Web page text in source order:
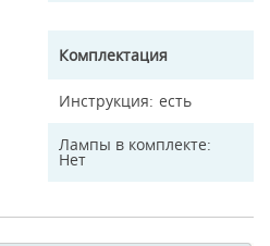
Комплектация
Инструкция есть
Лампы в комплекте
Нет